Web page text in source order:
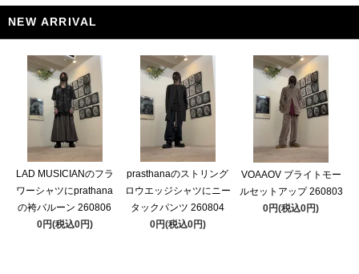
NEW ARRIVAL
LAD MUSICIANのフラ
ワーシャツにprathana
の袴バルーン 260806
0円(税込0円)
prasthanaのストリング
ロウエッジシャツにニー
タックパンツ 260804
0円(税込0円)
VOAAOV ブライトモー
ルセットアップ 260803
0円(税込0円)